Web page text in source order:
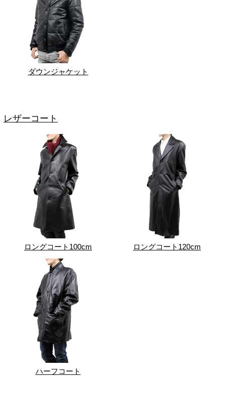
ダウンジャケット
レザーコート
ロングコート100cm ロングコート120cm
ハーフコート